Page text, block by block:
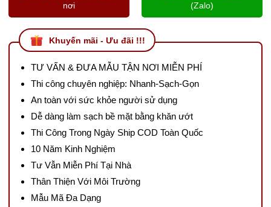
nơi
(Zalo)
Khuyến mãi - Ưu đãi !!!
TƯ VẤN & ĐƯA MẪU TẬN NƠI MIỄN PHÍ
Thi công chuyên nghiệp: Nhanh-Sạch-Gọn
An toàn với sức khỏe người sử dụng
Dễ dàng làm sạch bề mặt bằng khăn ướt
Thi Công Trong Ngày Ship COD Toàn Quốc
10 Năm Kinh Nghiệm
Tư Vẫn Miễn Phí Tại Nhà
Thân Thiện Với Môi Trường
Mẫu Mã Đa Dạng